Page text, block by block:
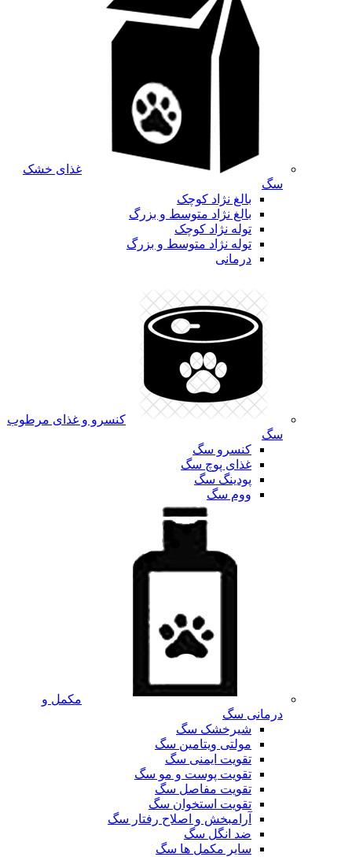
غذای خشک
سگ
بالغ نژاد کوچک
بالغ نژاد متوسط و بزرگ
توله نژاد کوچک
توله نژاد متوسط و بزرگ
درمانی
کنسرو و غذای مرطوب
سگ
کنسرو سگ
غذای پوچ سگ
پودینگ سگ
ووم سگ
مکمل و
درمانی سگ
شیرخشک سگ
مولتی ویتامین سگ
تقویت ایمنی سگ
تقویت پوست و مو سگ
تقویت مفاصل سگ
تقویت استخوان سگ
آرامبخش و اصلاح رفتار سگ
ضد انگل سگ
سایر مکمل ها سگ